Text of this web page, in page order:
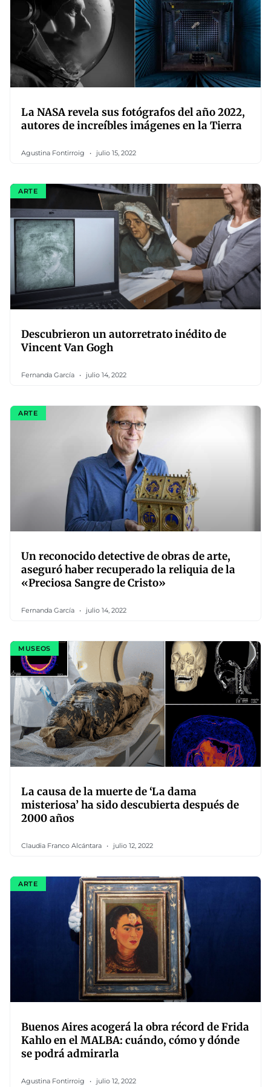
La NASA revela sus fotógrafos del año 2022,
autores de increíbles imágenes en la Tierra
Agustina Fontirroig julio 15, 2022
ARTE
Descubrieron un autorretrato inédito de
Vincent Van Gogh
Fernanda García julio 14, 2022
ARTE
Un reconocido detective de obras de arte,
aseguró haber recuperado la reliquia de la
«Preciosa Sangre de Cristo»
Fernanda García julio 14, 2022
MUSEOS
La causa de la muerte de ‘La dama
misteriosa’ ha sido descubierta después de
2000 años
Claudia Franco Alcántara julio 12, 2022
ARTE
Buenos Aires acogerá la obra récord de Frida
Kahlo en el MALBA: cuándo, cómo y dónde
se podrá admirarla
Agustina Fontirroig julio 12, 2022